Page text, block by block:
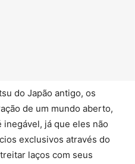
do Japão antigo, os
de um mundo aberto,
já que eles não
exclusivos através do
laços com seus